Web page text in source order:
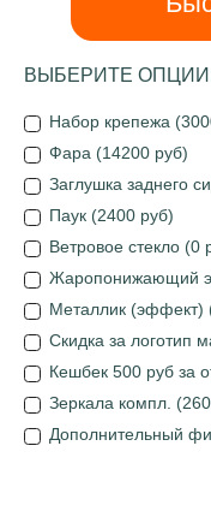
ВЫБЕРИТЕ
Набор крепежа
Фара (14200 руб)
Заглушка заднего
Паук (2400 руб)
Ветровое стекло (0
Жаропонижающий
Металлик (эффект)
Скидка за логотип
Кешбек 500 руб за
Зеркала компл.
Дополнительный